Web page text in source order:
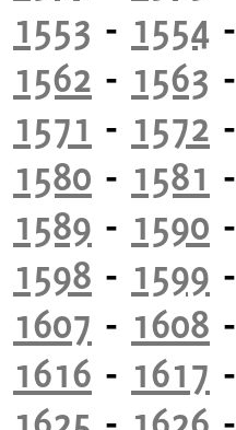
1553 - 1554
1562 - 1563
1571 - 1572
1580 - 1581
1589 - 1590
1598 - 1599
1607 - 1608
1616 - 1617